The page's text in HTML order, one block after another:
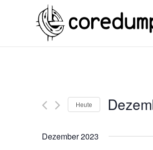
Heute
Dezember 2023